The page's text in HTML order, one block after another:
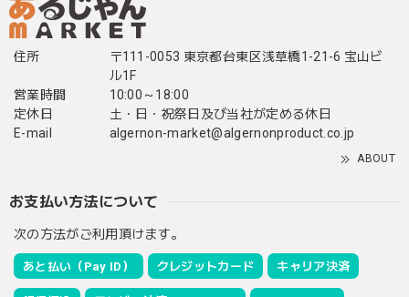
住所
〒111-0053 東京都台東区浅草橋1-21-6 宝山ビ
ル1F
営業時間
10:00～18:00
定休日
土・日・祝祭日及び当社が定める休日
E-mail
algernon-market@algernonproduct.co.jp
ABOUT
お支払い方法について
次の方法がご利用頂けます。
あと払い（Pay ID） クレジットカード キャリア決済